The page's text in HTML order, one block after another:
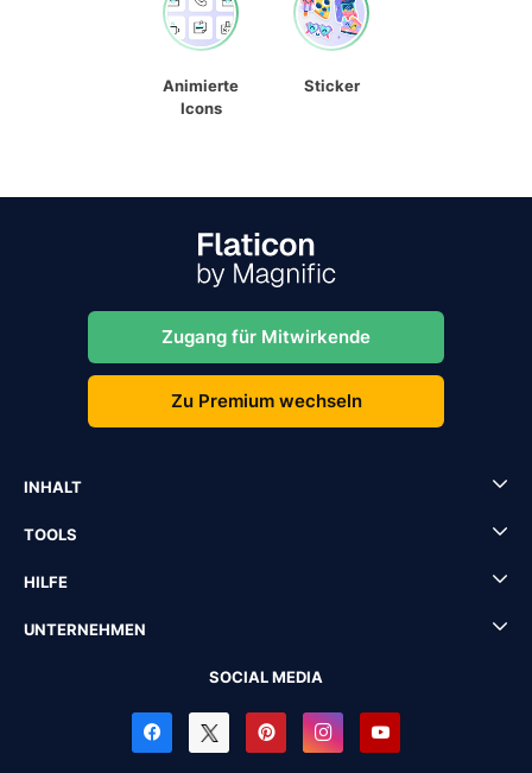
Animierte
Icons
Sticker
Zugang für Mitwirkende
Zu Premium wechseln
INHALT
TOOLS
HILFE
UNTERNEHMEN
SOCIAL MEDIA